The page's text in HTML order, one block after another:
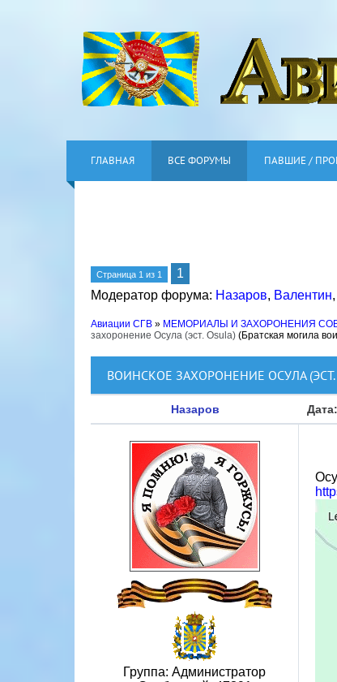
ГЛАВНАЯ ВСЕ ФОРУМЫ ПАВШИЕ /
Страница 1 из 1
1
Модератор форума: Назаров, Валентин,
Авиации СГВ » МЕМОРИАЛЫ И ЗАХОРОНЕНИЯ
захоронение Осула (эст. Osula) (Братская могила
ВОИНСКОЕ ЗАХОРОНЕНИЕ ОСУЛА (ЭСТ.
Назаров
Группа: Администратор